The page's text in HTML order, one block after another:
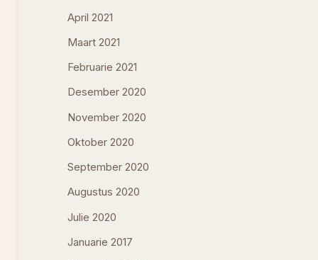
April 2021
Maart 2021
Februarie 2021
Desember 2020
November 2020
Oktober 2020
September 2020
Augustus 2020
Julie 2020
Januarie 2017